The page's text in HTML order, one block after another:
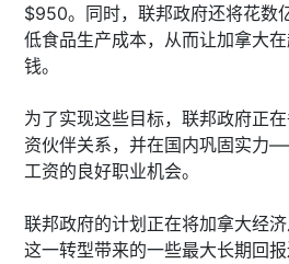
$950。同时，联邦政府还将花数
低食品生产成本，从而让加拿大
钱。
为了实现这些目标，联邦政府正
资伙伴关系，并在国内巩固实力
工资的良好职业机会。
联邦政府的计划正在将加拿大经
这一转型带来的一些最大长期回报